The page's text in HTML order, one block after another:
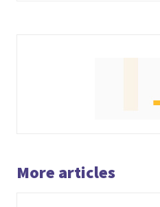
More articles